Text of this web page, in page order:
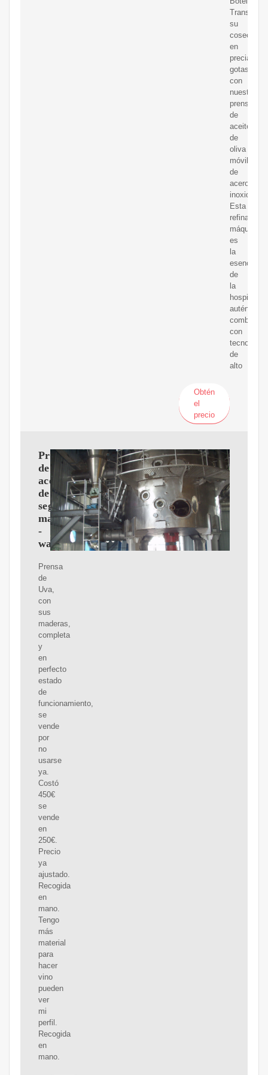
su
cosecha
en
preciadas
gotas
con
nuestra
prensa
de
aceite
de
oliva
móvil
de
acero
inoxidable.
Esta
refinada
máquina
es
la
esencia
de
la
auténtica
combinada
con
tecnología
de
alto
Obtén
el
precio
Prensa
de
aceite
de
segunda
mano
-
wallapop
Prensa
de
Uva,
con
sus
maderas,
completa
y
en
perfecto
estado
de
funcionamiento,
se
vende
por
no
usarse
ya.
Costó
450€
se
vende
en
250€.
Precio
ya
ajustado.
Recogida
en
mano.
Tengo
más
material
para
hacer
vino
pueden
ver
mi
perfil.
Recogida
en
mano.